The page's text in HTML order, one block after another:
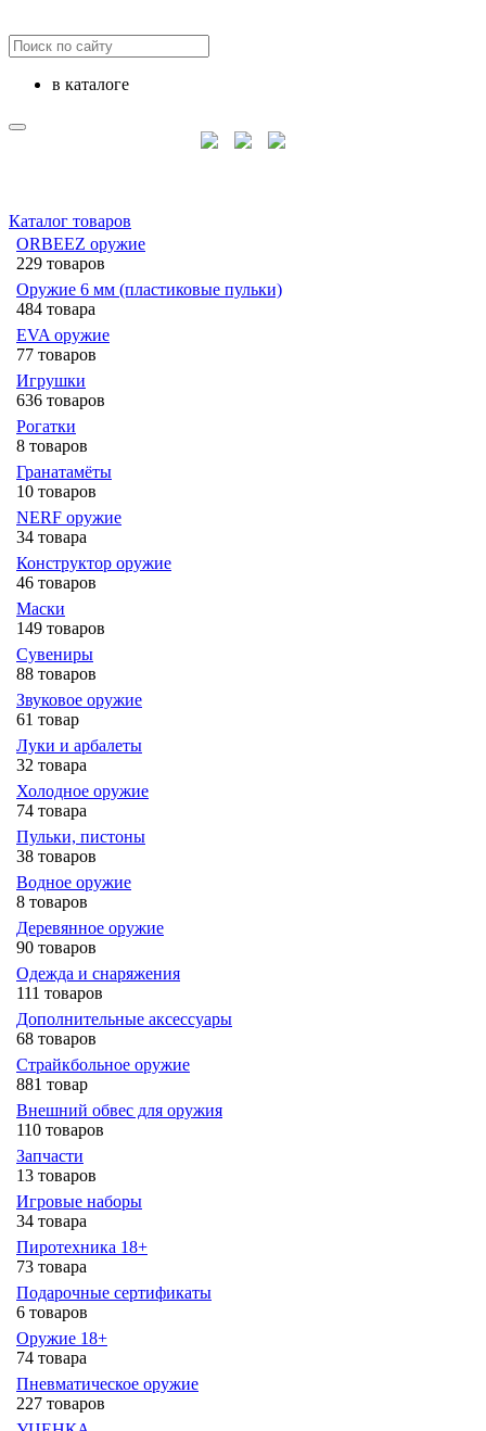
в каталоге
Каталог товаров
ORBEEZ оружие
229 товаров
Оружие 6 мм (пластиковые пульки)
484 товара
EVA оружие
77 товаров
Игрушки
636 товаров
Рогатки
8 товаров
Гранатамёты
10 товаров
NERF оружие
34 товара
Конструктор оружие
46 товаров
Маски
149 товаров
Сувениры
88 товаров
Звуковое оружие
61 товар
Луки и арбалеты
32 товара
Холодное оружие
74 товара
Пульки, пистоны
38 товаров
Водное оружие
8 товаров
Деревянное оружие
90 товаров
Одежда и снаряжения
111 товаров
Дополнительные аксессуары
68 товаров
Страйкбольное оружие
881 товар
Внешний обвес для оружия
110 товаров
Запчасти
13 товаров
Игровые наборы
34 товара
Пиротехника 18+
73 товара
Подарочные сертификаты
6 товаров
Оружие 18+
74 товара
Пневматическое оружие
227 товаров